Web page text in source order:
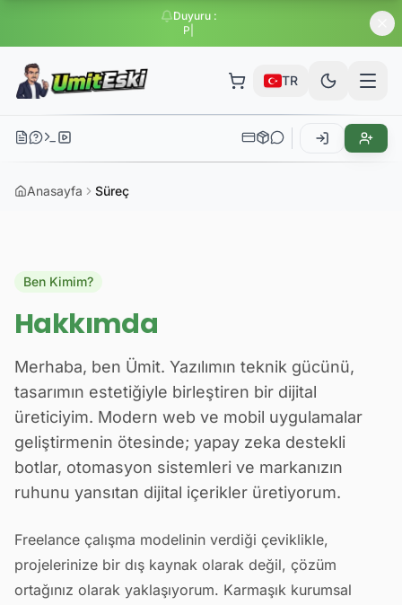
Duyuru:
Paketlerde büyük
TR
Anasayfa Süreç
Ben Kimim?
Hakkımda
Merhaba, ben Ümit. Yazılımın teknik gücünü,
tasarımın estetiğiyle birleştiren bir dijital
üreticiyim. Modern web ve mobil uygulamalar
geliştirmenin ötesinde; yapay zeka destekli
botlar, otomasyon sistemleri ve markanızın
ruhunu yansıtan dijital içerikler üretiyorum.
Freelance çalışma modelinin verdiği çeviklikle,
projelerinize bir dış kaynak olarak değil, çözüm
ortağınız olarak yaklaşıyorum. Karmaşık kurumsal